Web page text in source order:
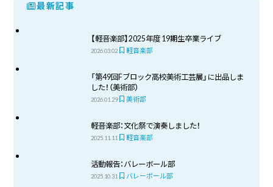
最新記事
【軽音楽部】2025年度 19期生卒業ライブ
2026.03.02 軽音楽部
「第49回Fブロック高校美術工芸展」に出品しま
した！（美術部）
2026.01.29 美術部
軽音楽部：文化祭で演奏しました！
2025.11.11 軽音楽部
活動報告：バレーボール部
2025.10.31 バレーボール部